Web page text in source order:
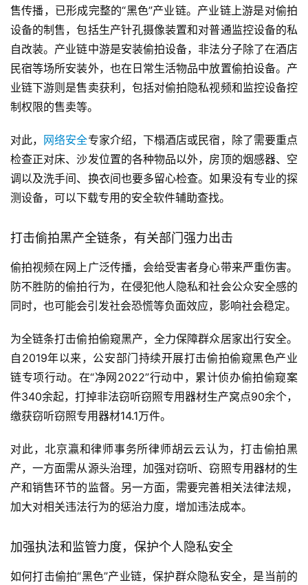
售传播，已形成完整的“黑色”产业链。产业链上游是对偷拍
设备的制售，包括生产针孔摄像装置和对普通监控设备的私
自改装。产业链中游是安装偷拍设备，非法分子除了在酒店
民宿等场所安装外，也在日常生活物品中放置偷拍设备。产
业链下游则是售卖获利，包括对偷拍隐私视频和监控设备控
制权限的售卖等。
对此， 网络安全专家介绍，下榻酒店或民宿，除了需要重点
检查正对床、沙发位置的各种物品以外，房顶的烟感器、空
调以及洗手间、换衣间也要多留心检查。如果没有专业的探
测设备，可以下载专用的安全软件辅助查找。
打击偷拍黑产全链条，有关部门强力出击
偷拍视频在网上广泛传播，会给受害者身心带来严重伤害。
防不胜防的偷拍行为，在侵犯他人隐私和社会公众安全感的
同时，也可能会引发社会恐慌等负面效应，影响社会稳定。
为全链条打击偷拍偷窥黑产，全力保障群众居家出行安全。
自2019年以来，公安部门持续开展打击偷拍偷窥黑色产业
链专项行动。在“净网2022”行动中，累计侦办偷拍偷窥案
件340余起，打掉非法窃听窃照专用器材生产窝点90余个，
缴获窃听窃照专用器材14.1万件。
对此，北京瀛和律师事务所律师胡云云认为，打击偷拍黑
产，一方面需从源头治理，加强对窃听、窃照专用器材的生
产和销售环节的监督。另一方面，需要完善相关法律法规，
加大对相关违法行为的惩治力度，增加违法成本。
加强执法和监管力度，保护个人隐私安全
如何打击偷拍“黑色”产业链，保护群众隐私安全，是当前的